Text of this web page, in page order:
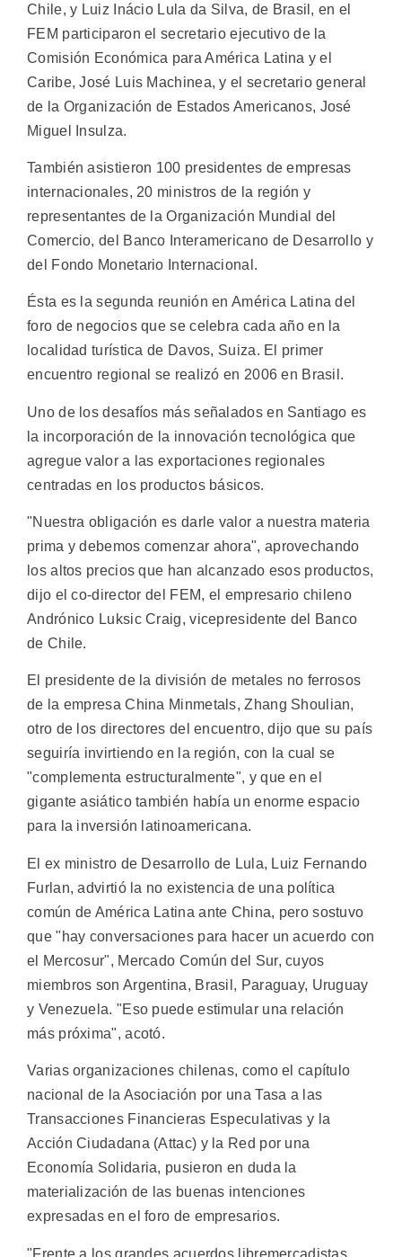
Chile, y Luiz Inácio Lula da Silva, de Brasil, en el
FEM participaron el secretario ejecutivo de la
Comisión Económica para América Latina y el
Caribe, José Luis Machinea, y el secretario general
de la Organización de Estados Americanos, José
Miguel Insulza.
También asistieron 100 presidentes de empresas
internacionales, 20 ministros de la región y
representantes de la Organización Mundial del
Comercio, del Banco Interamericano de Desarrollo y
del Fondo Monetario Internacional.
Ésta es la segunda reunión en América Latina del
foro de negocios que se celebra cada año en la
localidad turística de Davos, Suiza. El primer
encuentro regional se realizó en 2006 en Brasil.
Uno de los desafíos más señalados en Santiago es
la incorporación de la innovación tecnológica que
agregue valor a las exportaciones regionales
centradas en los productos básicos.
"Nuestra obligación es darle valor a nuestra materia
prima y debemos comenzar ahora", aprovechando
los altos precios que han alcanzado esos productos,
dijo el co-director del FEM, el empresario chileno
Andrónico Luksic Craig, vicepresidente del Banco
de Chile.
El presidente de la división de metales no ferrosos
de la empresa China Minmetals, Zhang Shoulian,
otro de los directores del encuentro, dijo que su país
seguiría invirtiendo en la región, con la cual se
"complementa estructuralmente", y que en el
gigante asiático también había un enorme espacio
para la inversión latinoamericana.
El ex ministro de Desarrollo de Lula, Luiz Fernando
Furlan, advirtió la no existencia de una política
común de América Latina ante China, pero sostuvo
que "hay conversaciones para hacer un acuerdo con
el Mercosur", Mercado Común del Sur, cuyos
miembros son Argentina, Brasil, Paraguay, Uruguay
y Venezuela. "Eso puede estimular una relación
más próxima", acotó.
Varias organizaciones chilenas, como el capítulo
nacional de la Asociación por una Tasa a las
Transacciones Financieras Especulativas y la
Acción Ciudadana (Attac) y la Red por una
Economía Solidaria, pusieron en duda la
materialización de las buenas intenciones
expresadas en el foro de empresarios.
"Frente a los grandes acuerdos libremercadistas